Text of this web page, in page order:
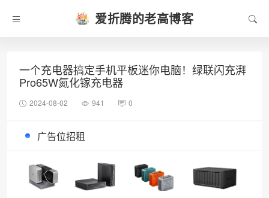
爱折腾的老高博客
一个充电器搞定手机平板迷你电脑！绿联闪充湃
Pro65W氮化镓充电器
2024-08-02 941 0
广告位招租